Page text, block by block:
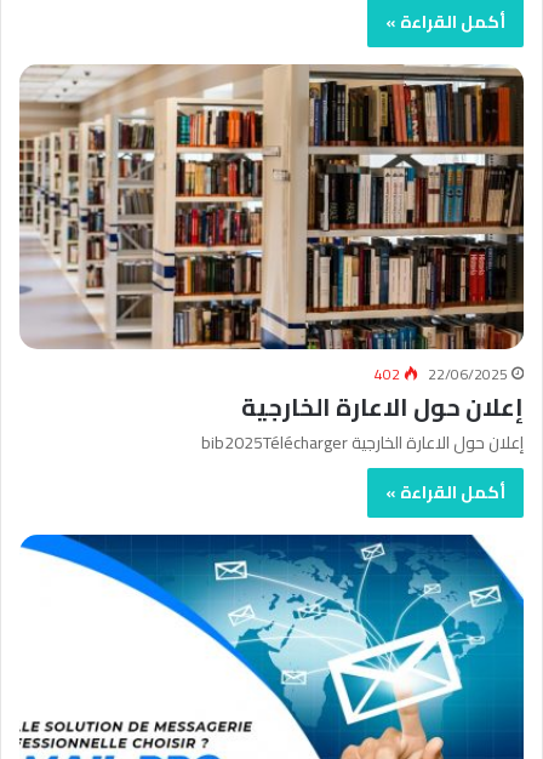
أكمل القراءة »
22/06/2025
402
إعلان حول الاعارة الخارجية
إعلان حول الاعارة الخارجية bib2025Télécharger
أكمل القراءة »